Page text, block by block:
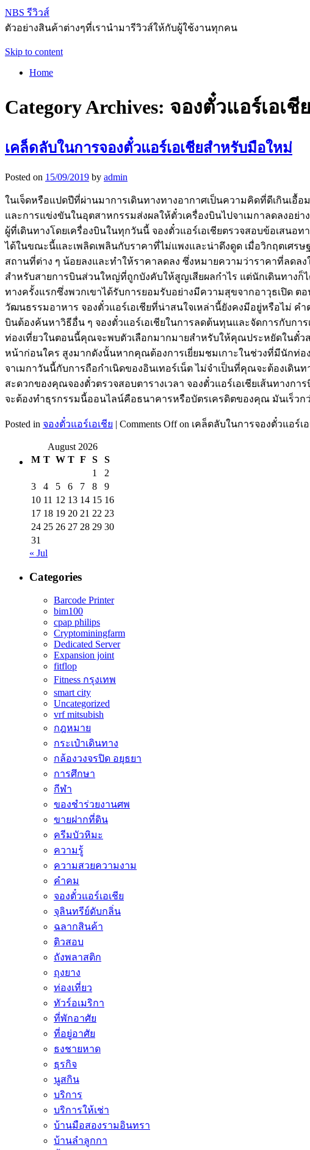
NBS รีวิวส์
ตัวอย่างสินค้าต่างๆที่เรานำมารีวิวส์ให้กับผู้ใช้งานทุกคน
Skip to content
Home
Category Archives: จองตั๋วแอร์เอเชีย
เคล็ดลับในการจองตั๋วแอร์เอเชียสำหรับมือใหม่
Posted on 15/09/2019 by admin
ในเจ็ดหรือแปดปีที่ผ่านมาการเดินทางทางอากาศเป็นความคิดที่ดีเกินเ
และการแข่งขันในอุตสาหกรรมส่งผลให้ตั๋วเครื่องบินไปจาเมกาลดลงอ
ผู้ที่เดินทางโดยเครื่องบินในทุกวันนี้ จองตั๋วแอร์เอเชียตรวจสอบข้อเสนอ
ได้ในขณะนี้และเพลิดเพลินกับราคาที่ไม่แพงและน่าดึงดูด เมื่อวิกฤตเศร
สถานที่ต่าง ๆ น้อยลงและทำให้ราคาลดลง ซึ่งหมายความว่าราคาที่ลดล
สำหรับสายการบินส่วนใหญ่ที่ถูกบังคับให้สูญเสียผลกำไร แต่นักเดินทางก็
ทางครั้งแรกซึ่งพวกเขาได้รับการยอมรับอย่างมีความสุขจากอาวุธเปิด
วัฒนธรรมอาหาร จองตั๋วแอร์เอเชียที่น่าสนใจเหล่านี้ยังคงมีอยู่หรือไม่ ค
บินต้องค้นหาวิธีอื่น ๆ จองตั๋วแอร์เอเชียในการลดต้นทุนและจัดการกับก
ท่องเที่ยวในตอนนี้คุณจะพบตัวเลือกมากมายสำหรับให้คุณประหยัดในตั๋ว
หน้าก่อนใคร สูงมากดังนั้นหากคุณต้องการเยี่ยมชมเกาะในช่วงที่มีนักท่อ
จาเมกาวันนี้กับการถือกำเนิดของอินเทอร์เน็ต ไม่จำเป็นที่คุณจะต้องเดิ
สะดวกของคุณจองตั๋วตรวจสอบตารางเวลา จองตั๋วแอร์เอเชียเส้นทาง
จะต้องทำธุรกรรมนี้ออนไลน์คือธนาคารหรือบัตรเครดิตของคุณ มันเร็วก
Posted in จองตั๋วแอร์เอเชีย | Comments Offon เคล็ดลับในการจองตั๋วแอร์เ
August 2026
M T W T F S
S
1
2
3
4 5 6 7 8
9
10 11 12 13 14 15 16
17 18 19 20 21 22 23
24 25 26 27 28 29 30
31
« Jul
Categories
Barcode Printer
bim100
cpap philips
Cryptominingfarm
Dedicated Server
Expansion joint
fitflop
Fitness กรุงเทพ
smart city
Uncategorized
vrf mitsubish
กฎหมาย
กระเป๋าเดินทาง
กล้องวงจรปิด อยุธยา
การศึกษา
กีฬา
ของชำร่วยงานศพ
ขายฝากที่ดิน
ครีมบัวหิมะ
ความรู้
ความสวยความงาม
คำคม
จองตั๋วแอร์เอเชีย
จุลินทรีย์ดับกลิ่น
ฉลากสินค้า
ติวสอบ
ถังพลาสติก
ถุงยาง
ท่องเที่ยว
ทัวร์อเมริกา
ที่พักอาศัย
ที่อยู่อาศัย
ธงชายหาด
ธุรกิจ
นูสกิน
บริการ
บริการให้เช่า
บ้านมือสองรามอินทรา
บ้านลำลูกกา